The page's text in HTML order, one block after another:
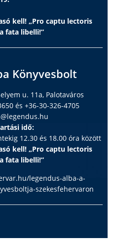
kell! „Pro captu lectoris
fata libelli!”
Könyvesbolt
u. 11a, Palotaváros
és +36-30-326-4705
idő:
12.30 és 18.00 óra között
kell! „Pro captu lectoris
fata libelli!”
legendus-alba-a-
szekesfehervaron